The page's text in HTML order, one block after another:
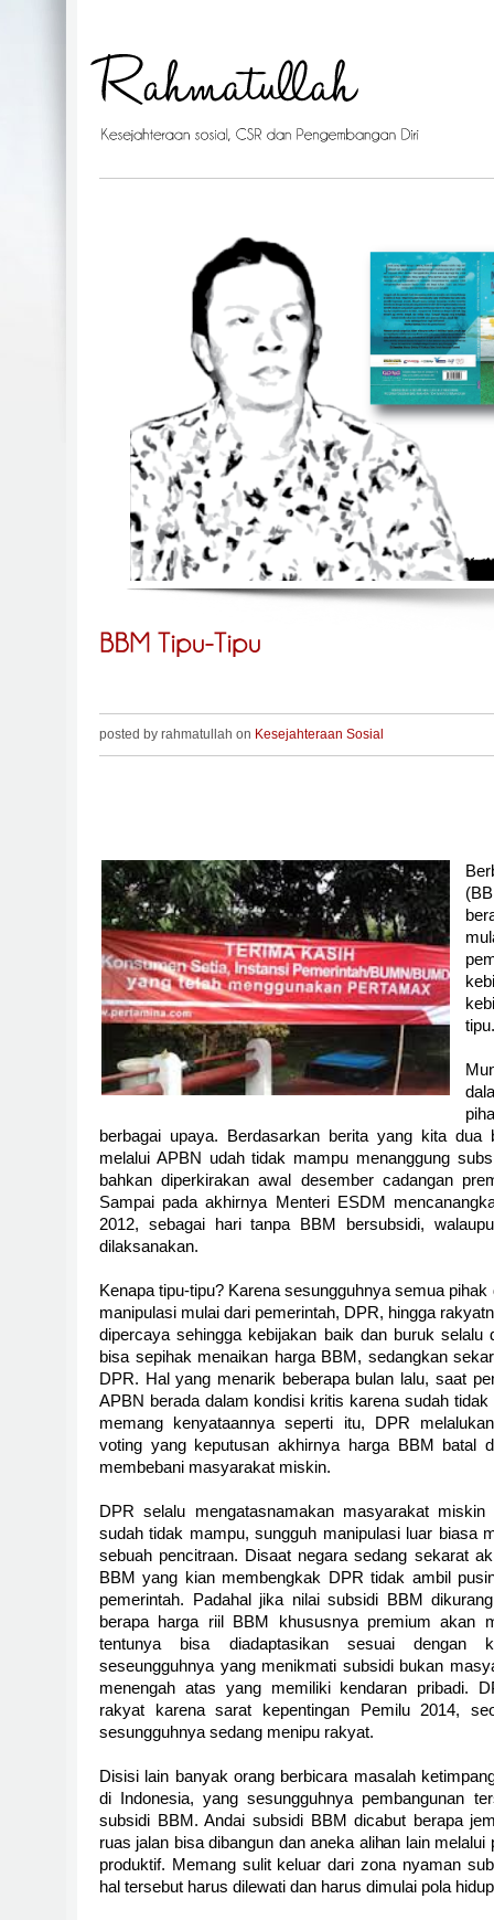
posted by rahmatullah on Kesejahteraan Sosial
tipu.
berbagai upaya. Berdasarkan berita yang kita dua
melalui APBN udah tidak mampu menanggung
bahkan diperkirakan awal desember cadangan
Sampai pada akhirnya Menteri ESDM
2012, sebagai hari tanpa BBM bersubsidi,
dilaksanakan.
Kenapa tipu-tipu? Karena sesungguhnya semua
manipulasi mulai dari pemerintah, DPR, hingga
dipercaya sehingga kebijakan baik dan buruk selalu
bisa sepihak menaikan harga BBM, sedangkan
DPR. Hal yang menarik beberapa bulan lalu, saat
APBN berada dalam kondisi kritis karena sudah
memang kenyataannya seperti itu, DPR
voting yang keputusan akhirnya harga BBM batal
membebani masyarakat miskin.
DPR selalu mengatasnamakan masyarakat miskin
sudah tidak mampu, sungguh manipulasi luar biasa
sebuah pencitraan. Disaat negara sedang sekarat
BBM yang kian membengkak DPR tidak ambil
pemerintah. Padahal jika nilai subsidi BBM
berapa harga riil BBM khususnya premium akan
tentunya bisa diadaptasikan sesuai dengan
seseungguhnya yang menikmati subsidi bukan
menengah atas yang memiliki kendaran pribadi.
rakyat karena sarat kepentingan Pemilu 2014,
sesungguhnya sedang menipu rakyat.
Disisi lain banyak orang berbicara masalah
di Indonesia, yang sesungguhnya pembangunan
subsidi BBM. Andai subsidi BBM dicabut berapa
ruas jalan bisa dibangun dan aneka alihan lain
produktif. Memang sulit keluar dari zona nyaman
hal tersebut harus dilewati dan harus dimulai pola